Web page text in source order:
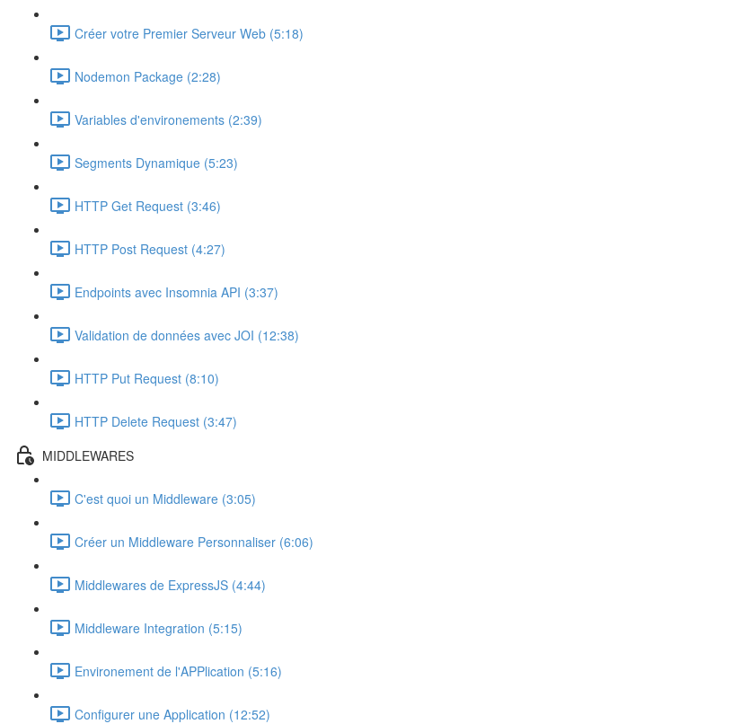
Créer votre Premier Serveur Web (5:18)
Nodemon Package (2:28)
Variables d'environements (2:39)
Segments Dynamique (5:23)
HTTP Get Request (3:46)
HTTP Post Request (4:27)
Endpoints avec Insomnia API (3:37)
Validation de données avec JOI (12:38)
HTTP Put Request (8:10)
HTTP Delete Request (3:47)
MIDDLEWARES
C'est quoi un Middleware (3:05)
Créer un Middleware Personnaliser (6:06)
Middlewares de ExpressJS (4:44)
Middleware Integration (5:15)
Environement de l'APPlication (5:16)
Configurer une Application (12:52)